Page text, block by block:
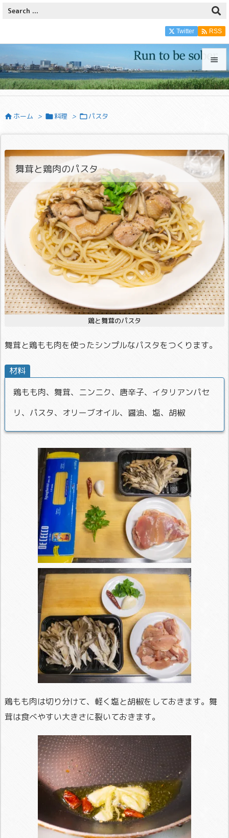




次へ

検索
Twitter  RSS
 ホーム > 料理 > パスタ
鶏と舞茸のパスタ
舞茸と鶏肉のパスタ
舞茸と鶏もも肉を使ったシンプルなパスタをつくります。
材料
鶏もも肉、舞茸、ニンニク、唐辛子、イタリアンパセ
リ、パスタ、オリーブオイル、醤油、塩、胡椒
鶏もも肉は切り分けて、軽く塩と胡椒をしておきます。舞
茸は食べやすい大きさに裂いておきます。